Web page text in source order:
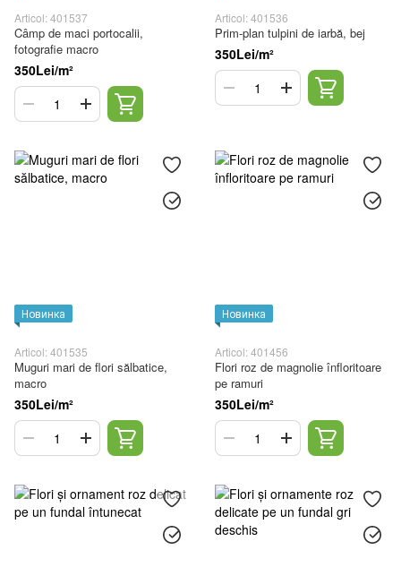
Articol: 401537
Câmp de maci portocalii,
fotografie macro
350Lei/m²
Articol: 401536
Prim-plan tulpini de iarbă, bej
350Lei/m²
Новинка
Articol: 401535
Muguri mari de flori sălbatice,
macro
350Lei/m²
Новинка
Articol: 401456
Flori roz de magnolie înfloritoare
pe ramuri
350Lei/m²